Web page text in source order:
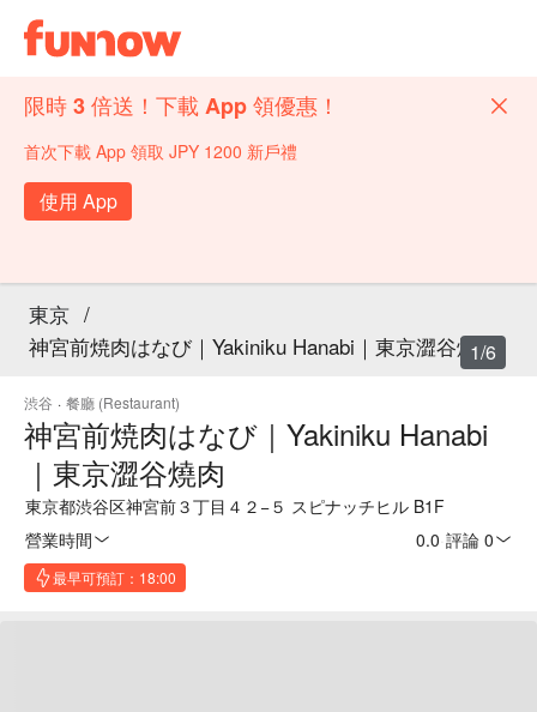
限時 3 倍送！下載 App 領優惠！
首次下載 App 領取 JPY 1200 新戶禮
使用 App
東京 /
神宮前焼肉はなび｜Yakiniku Hanabi｜東京澀谷燒肉
渋谷 · 餐廳 (Restaurant)
神宮前焼肉はなび｜Yakiniku Hanabi
｜東京澀谷燒肉
東京都渋谷区神宮前３丁目４２−５ スピナッチヒル B1F
營業時間
0.0 評論 0
最早可預訂：18:00
1/6